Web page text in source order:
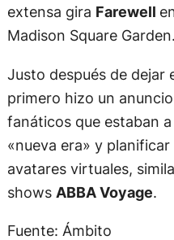
extensa gira Farewell
Madison Square Garden.
Justo después de dejar
primero hizo un
fanáticos que estaban
«nueva era» y
avatares virtuales,
shows ABBA Voyage.
Fuente: Ámbito